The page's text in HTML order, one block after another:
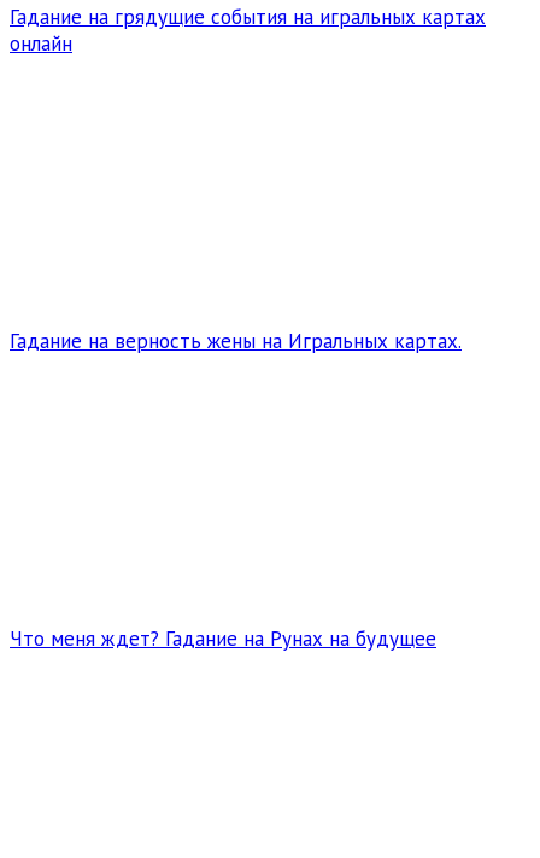
Гадание на грядущие события на игральных картах
онлайн
Гадание на верность жены на Игральных картах.
Что меня ждет? Гадание на Рунах на будущее